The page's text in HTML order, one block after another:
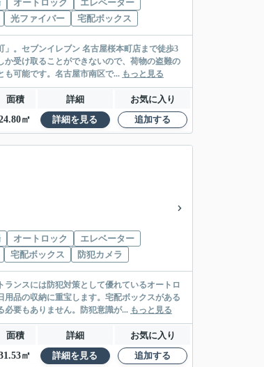
オートロック
エレベーター
光ファイバー 宅配ボックス
。セブンイレブン 名古屋桜本町店まで徒歩3
受け取ることができないので、荷物の盗難の
も可能です。名古屋市南区で... もっと見る
面積 詳細
お気に入り
㎡ 詳細を見る 追加する
オートロック
エレベーター
宅配ボックス 防犯カメラ
ンスには防犯対策として優れているオートロ
品の収納に重宝します。宅配ボックスがある
要もありません。防犯意識が... もっと見る
面積 詳細
お気に入り
㎡ 詳細を見る 追加する